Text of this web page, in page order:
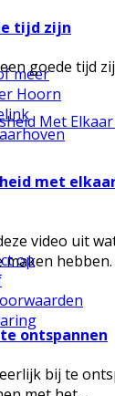
meer
Hoorn
op
tijd zijn
goede tijd
met
video uit
hebben.
ontspannen
bij te